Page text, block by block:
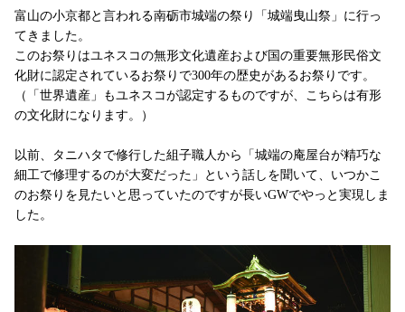
富山の小京都と言われる南砺市城端の祭り「城端曳山祭」に行っ
てきました。
このお祭りはユネスコの無形文化遺産および国の重要無形民俗文
化財に認定されているお祭りで300年の歴史があるお祭りです。
（「世界遺産」もユネスコが認定するものですが、こちらは有形
の文化財になります。）
以前、タニハタで修行した組子職人から「城端の庵屋台が精巧な
細工で修理するのが大変だった」という話しを聞いて、いつかこ
のお祭りを見たいと思っていたのですが長いGWでやっと実現しま
した。